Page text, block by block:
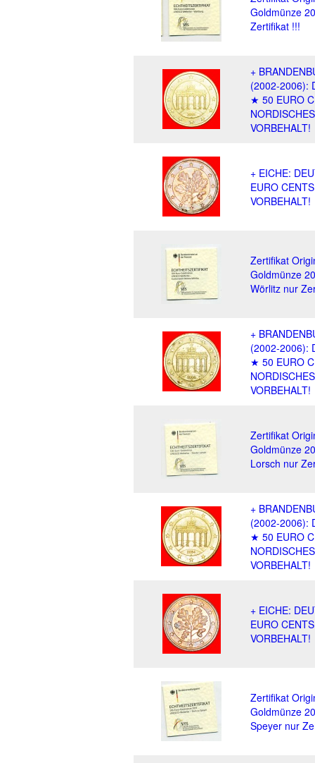
Goldmünze
Zertifikat !!!
+
(2002-2006):
★ 50 EURO
VORBEHALT!
+ EICHE:
EURO
VORBEHALT!
Zertifikat
Goldmünze
Wörlitz nur
+
(2002-2006):
★ 50 EURO
VORBEHALT!
Zertifikat
Goldmünze
Lorsch nur
+
(2002-2006):
★ 50 EURO
VORBEHALT!
+ EICHE:
EURO
VORBEHALT!
Zertifikat
Goldmünze
Speyer nur